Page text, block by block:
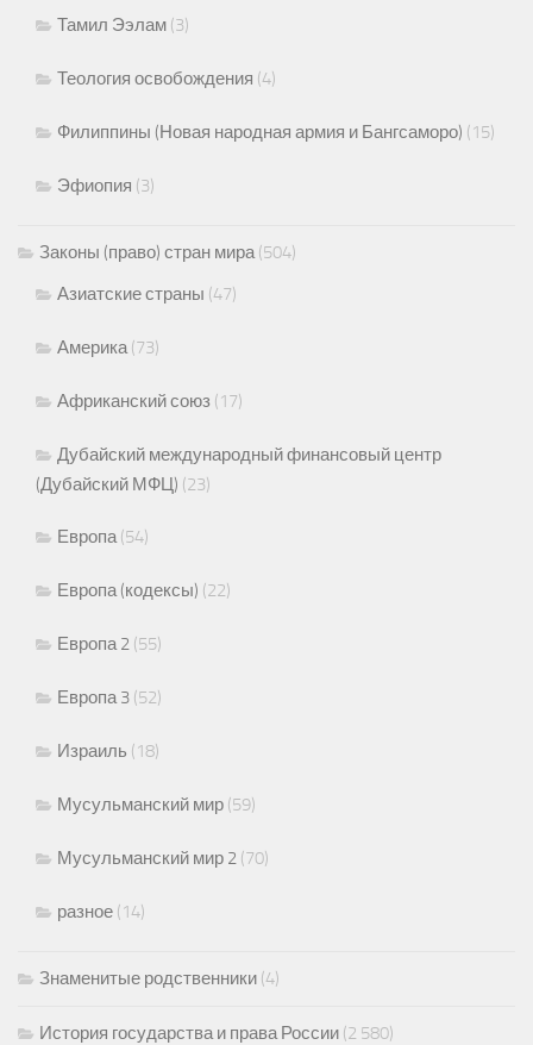
Тамил Ээлам (3)
Теология освобождения (4)
Филиппины (Новая народная армия и Бангсаморо) (15)
Эфиопия (3)
Законы (право) стран мира(504)
Азиатские страны (47)
Америка(73)
Африканский союз (17)
Дубайский международный финансовый центр
(Дубайский МФЦ) (23)
Европа(54)
Европа (кодексы) (22)
Европа 2 (55)
Европа 3 (52)
Израиль (18)
Мусульманский мир (59)
Мусульманский мир 2 (70)
разное (14)
Знаменитые родственники (4)
История государства и права России (2 580)